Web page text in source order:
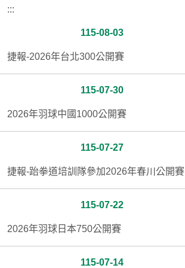
:::
115-08-03
捷報-2026年台北300公開賽
115-07-30
2026年羽球中國1000公開賽
115-07-27
捷報-跆拳道培訓隊參加2026年春川公開賽
115-07-22
2026年羽球日本750公開賽
115-07-14